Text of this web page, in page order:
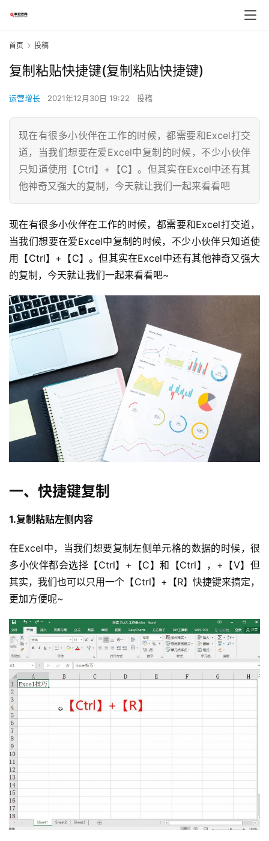
首页 投稿
复制粘贴快捷键(复制粘贴快捷键)
运营增长 2021年12月30日 19:22 投稿
现在有很多小伙伴在工作的时候，都需要和Excel打交
道，当我们想要在爱Excel中复制的时候，不少小伙伴
只知道使用【Ctrl】+【C】。但其实在Excel中还有其
他神奇又强大的复制，今天就让我们一起来看看吧
现在有很多小伙伴在工作的时候，都需要和Excel打交道，
当我们想要在爱Excel中复制的时候，不少小伙伴只知道使
用【Ctrl】+【C】。但其实在Excel中还有其他神奇又强大
的复制，今天就让我们一起来看看吧~
一、快捷键复制
1.复制粘贴左侧内容
在Excel中，当我们想要复制左侧单元格的数据的时候，很
多小伙伴都会选择【Ctrl】+【C】和【Ctrl】，+【V】但
其实，我们也可以只用一个【Ctrl】+【R】快捷键来搞定，
更加方便呢~